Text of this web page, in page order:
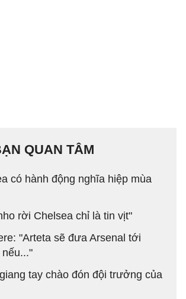
QUAN TÂM
có hành động nghĩa hiệp mùa
rời Chelsea chỉ là tin vịt"
"Arteta sẽ đưa Arsenal tới
tay chào đón đội trưởng của